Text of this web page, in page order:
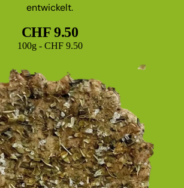
entwickelt.
CHF 9.50
Grundpreis
100g - CHF 9.50